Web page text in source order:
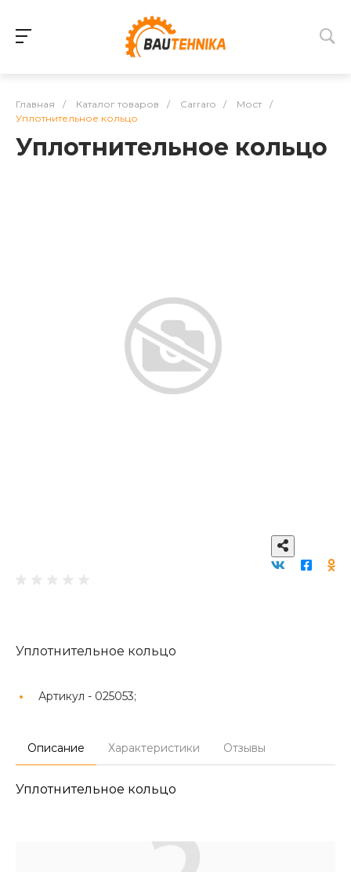
Главная / Каталог товаров / Carraro / Мост
/
Уплотнительное кольцо
Уплотнительное кольцо
Уплотнительное кольцо
Артикул - 025053;
Описание Характеристики Отзывы
Уплотнительное кольцо